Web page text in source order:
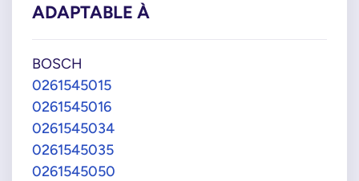
ADAPTABLE À
BOSCH
0261545015
0261545016
0261545034
0261545035
0261545050